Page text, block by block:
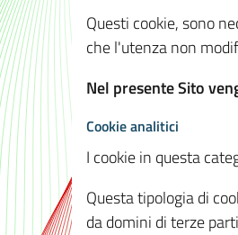
Questi cookie, sono
che l'utenza non
Nel presente Sito
Cookie analitici
I cookie in questa
Questa tipologia di
da domini di terze